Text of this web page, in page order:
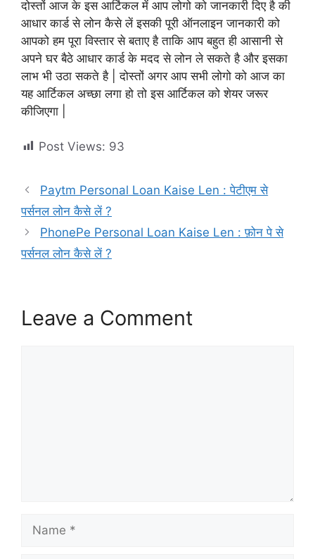
दोस्तों आज के इस आर्टिकल में आप लोगो को जानकारी दिए है की
आधार कार्ड से लोन कैसे लें इसकी पूरी ऑनलाइन जानकारी को
आपको हम पूरा विस्तार से बताए है ताकि आप बहुत ही आसानी से
अपने घर बैठे आधार कार्ड के मदद से लोन ले सकते है और इसका
लाभ भी उठा सकते है | दोस्तों अगर आप सभी लोगो को आज का
यह आर्टिकल अच्छा लगा हो तो इस आर्टिकल को शेयर जरूर
कीजिएगा |
Post Views: 93
Paytm Personal Loan Kaise Len : पेटीएम से
पर्सनल लोन कैसे लें ?
PhonePe Personal Loan Kaise Len : फ़ोन पे से
पर्सनल लोन कैसे लें ?
Leave a Comment
Name